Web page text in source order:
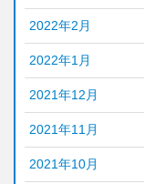
2022年2月
2022年1月
2021年12月
2021年11月
2021年10月